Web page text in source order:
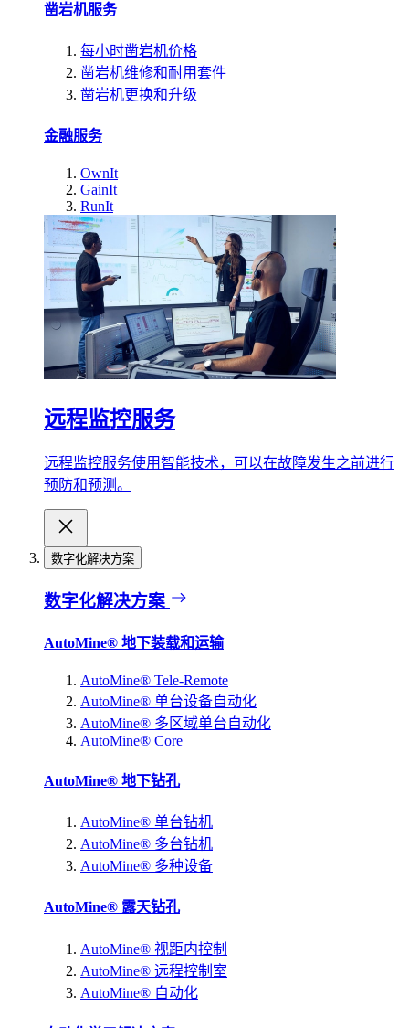
凿岩机服务
每小时凿岩机价格
凿岩机维修和耐用套件
凿岩机更换和升级
金融服务
OwnIt
GainIt
RunIt
远程监控服务
远程监控服务使用智能技术，可以在故障发生之前进行
预防和预测。
数字化解决方案
数字化解决方案
AutoMine® 地下装载和运输
AutoMine® Tele-Remote
AutoMine® 单台设备自动化
AutoMine® 多区域单台自动化
AutoMine® Core
AutoMine® 地下钻孔
AutoMine® 单台钻机
AutoMine® 多台钻机
AutoMine® 多种设备
AutoMine® 露天钻孔
AutoMine® 视距内控制
AutoMine® 远程控制室
AutoMine® 自动化